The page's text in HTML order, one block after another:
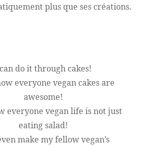
plus que ses créations.
do it through cakes!
everyone vegan cakes are
awesome!
everyone vegan life is not just
eating salad!
make my fellow vegan’s